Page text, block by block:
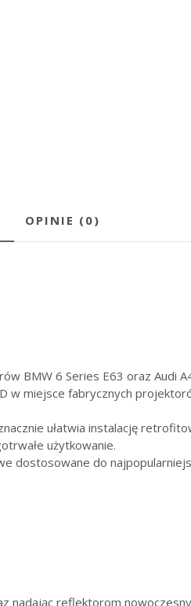
Bi-
LED
OPINIE (0)
BMW 6 Series E63 oraz Audi
w miejsce fabrycznych
ułatwia instalację
użytkowanie.
dostosowane do
reflektorom